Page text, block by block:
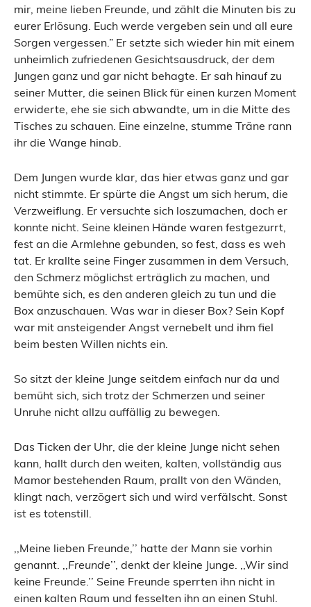
mir, meine lieben Freunde, und zählt die Minuten bis zu
eurer Erlösung. Euch werde vergeben sein und all eure
Sorgen vergessen.” Er setzte sich wieder hin mit einem
unheimlich zufriedenen Gesichtsausdruck, der dem
Jungen ganz und gar nicht behagte. Er sah hinauf zu
seiner Mutter, die seinen Blick für einen kurzen Moment
erwiderte, ehe sie sich abwandte, um in die Mitte des
Tisches zu schauen. Eine einzelne, stumme Träne rann
ihr die Wange hinab.
Dem Jungen wurde klar, das hier etwas ganz und gar
nicht stimmte. Er spürte die Angst um sich herum, die
Verzweiflung. Er versuchte sich loszumachen, doch er
konnte nicht. Seine kleinen Hände waren festgezurrt,
fest an die Armlehne gebunden, so fest, dass es weh
tat. Er krallte seine Finger zusammen in dem Versuch,
den Schmerz möglichst erträglich zu machen, und
bemühte sich, es den anderen gleich zu tun und die
Box anzuschauen. Was war in dieser Box? Sein Kopf
war mit ansteigender Angst vernebelt und ihm fiel
beim besten Willen nichts ein.
So sitzt der kleine Junge seitdem einfach nur da und
bemüht sich, sich trotz der Schmerzen und seiner
Unruhe nicht allzu auffällig zu bewegen.
Das Ticken der Uhr, die der kleine Junge nicht sehen
kann, hallt durch den weiten, kalten, vollständig aus
Mamor bestehenden Raum, prallt von den Wänden,
klingt nach, verzögert sich und wird verfälscht. Sonst
ist es totenstill.
,,Meine lieben Freunde,’’ hatte der Mann sie vorhin
genannt. ,, Freunde’’, denkt der kleine Junge. ,,Wir sind
keine Freunde.’’ Seine Freunde sperrten ihn nicht in
einen kalten Raum und fesselten ihn an einen Stuhl.